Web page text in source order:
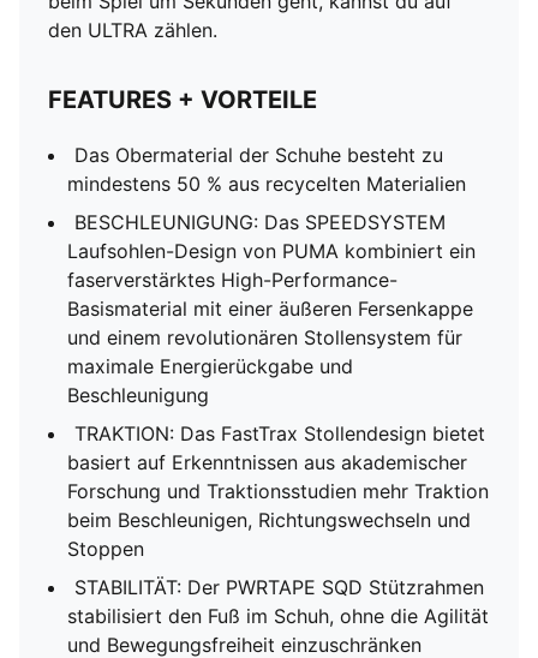
den ULTRA zählen.
FEATURES + VORTEILE
Das Obermaterial der Schuhe besteht zu
mindestens 50 % aus recycelten Materialien
BESCHLEUNIGUNG: Das SPEEDSYSTEM
Laufsohlen-Design von PUMA kombiniert ein
faserverstärktes High-Performance-
Basismaterial mit einer äußeren Fersenkappe
und einem revolutionären Stollensystem für
maximale Energierückgabe und
Beschleunigung
TRAKTION: Das FastTrax Stollendesign bietet
basiert auf Erkenntnissen aus akademischer
Forschung und Traktionsstudien mehr Traktion
beim Beschleunigen, Richtungswechseln und
Stoppen
STABILITÄT: Der PWRTAPE SQD Stützrahmen
stabilisiert den Fuß im Schuh, ohne die Agilität
und Bewegungsfreiheit einzuschränken